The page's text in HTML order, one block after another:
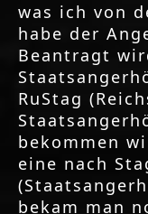
was ich von
habe der
Beantragt
RuStag
bekommen
eine nach
bekam man